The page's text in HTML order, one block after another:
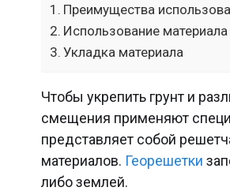
Преимущества
Использование
Укладка материала
Чтобы укрепить грунт и
смещения применяют
представляет собой
материалов. Георешетки
либо землей.